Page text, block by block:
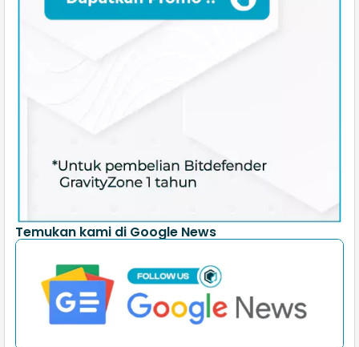
Temukan kami di Google News